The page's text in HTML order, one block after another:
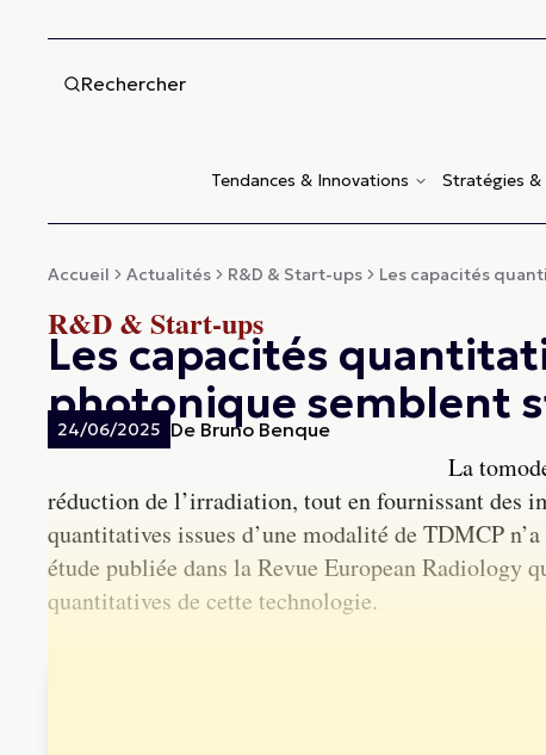
Rechercher
Tendances & Innovations Stratégies
Accueil Actualités R&D & Start-ups Les capacités
R&D & Start-ups
Les capacités
photonique semblent
24/06/2025 De Bruno Benque
La
réduction de l’irradiation, tout en fournissant des
quantitatives issues d’une modalité de TDMCP
étude publiée dans la Revue European Radiology
quantitatives de cette technologie.